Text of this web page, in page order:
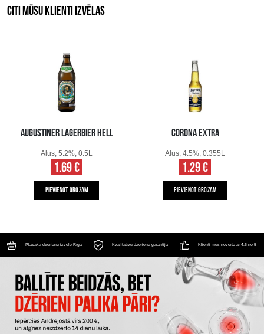
CITI MŪSU KLIENTI IZVĒLAS
AUGUSTINER LAGERBIER HELL
Alus, 5.2%, 0.5L
1.69 €
PIEVIENOT GROZAM
CORONA EXTRA
Alus, 4.5%, 0.355L
1.29 €
PIEVIENOT GROZAM
Plašākā dzērienu izvēle Rīgā Kvalitatīvu dzērienu garantija Klienti mūs novērtē ar 4.6 no 5